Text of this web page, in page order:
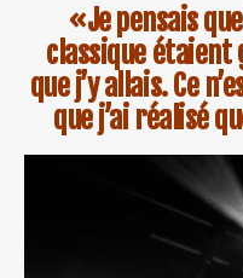
«Je pensais
classique étaient
que j’y allais. Ce
que j’ai réalisé